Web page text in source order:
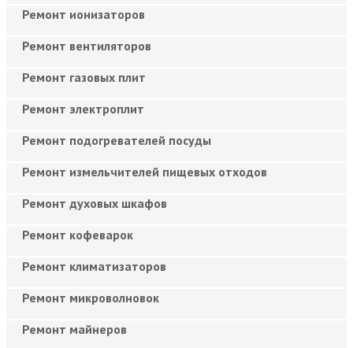
Ремонт ионизаторов
Ремонт вентиляторов
Ремонт газовых плит
Ремонт электроплит
Ремонт подогревателей посуды
Ремонт измельчителей пищевых отходов
Ремонт духовых шкафов
Ремонт кофеварок
Ремонт климатизаторов
Ремонт микроволновок
Ремонт майнеров